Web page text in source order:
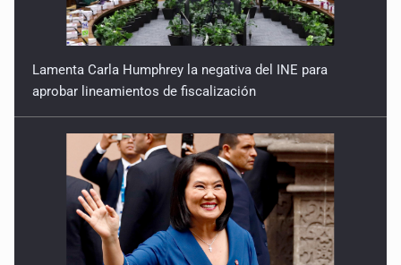
Lamenta Carla Humphrey la negativa del INE para
aprobar lineamientos de fiscalización